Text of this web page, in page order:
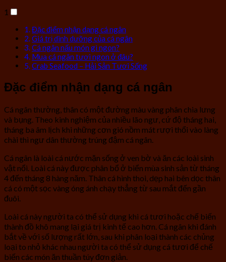
1
Đặc điểm nhận dạng cá ngân
Giá trị dinh dưỡng của cá ngân
Cá ngân nấu món gì ngon?
Mua cá ngân tươi ngon ở đâu?
Crab Seafood – Hải Sản Tươi Sống
Đặc điểm nhận dạng cá ngân
Cá ngân thường, thân có một đường màu vàng phân chia lưng
và bụng. Theo kinh nghiệm của nhiều lão ngư, cứ độ tháng hai,
tháng ba âm lịch khi những cơn gió nồm mát rượi thổi vào làng
chài thì ngư dân thường trúng đậm cá ngân.
Cá ngân là loài cá nước mặn sống ở ven bờ và ăn các loài sinh
vật nổi. Loài cá này được phân bổ ở biển mùa sinh sản từ tháng
4 đến tháng 8 hàng năm. Thân cá hình thoi, dẹp hai bên dọc thân
cá có một sọc vàng óng ánh chạy thẳng từ sau mắt đến gần
đuôi.
Loài cá này người ta có thể sử dụng khi cá tươi hoặc chế biến
thành đồ khô mang lại giá trị kinh tế cao hơn. Cá ngân khi đánh
bắt về với số lượng rất lớn, sau khi phân loại thành các chủng
loại to nhỏ khác nhau người ta có thể sử dụng cá tươi để chế
biến các món ăn thuần túy đơn giản.